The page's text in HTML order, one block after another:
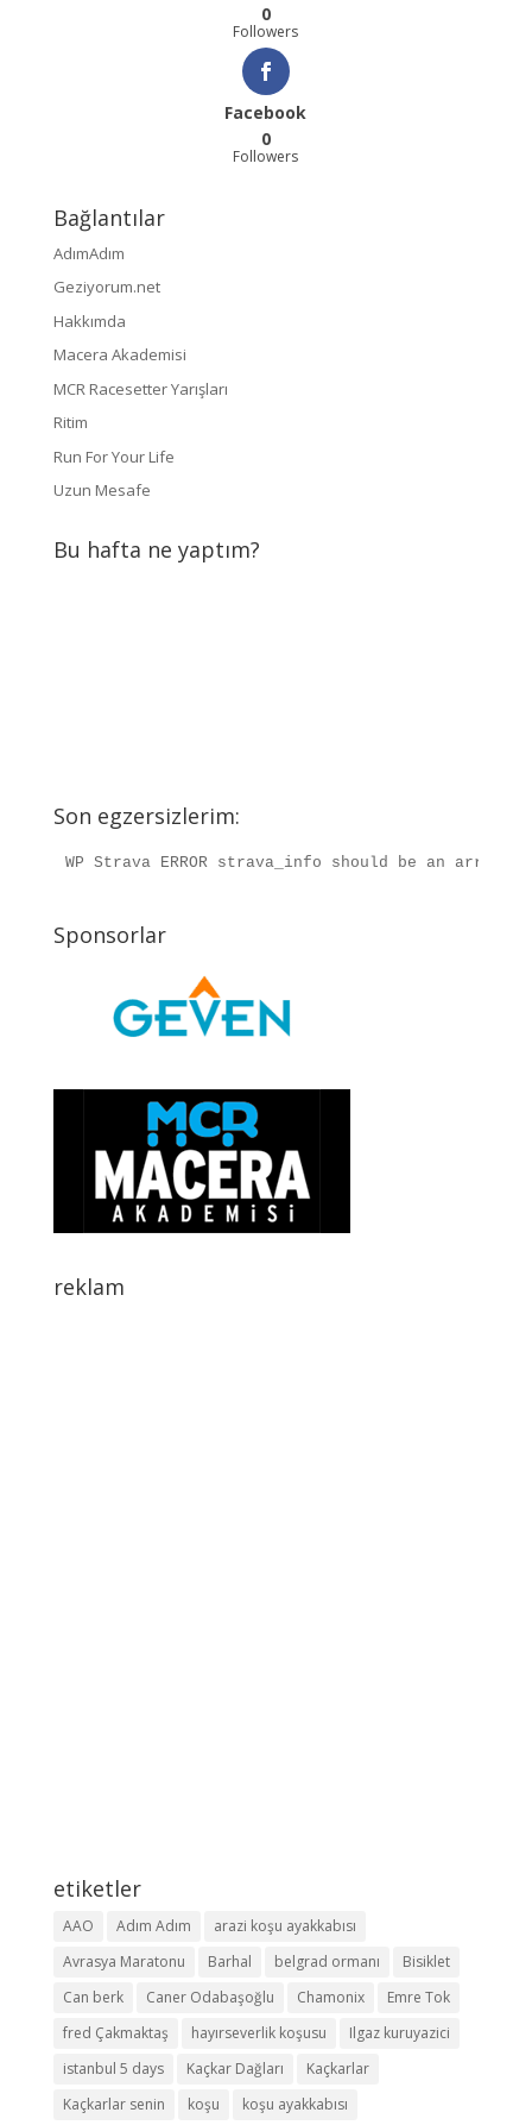
0
Followers
Facebook
0
Followers
Bağlantılar
AdımAdım
Geziyorum.net
Hakkımda
Macera Akademisi
MCR Racesetter Yarışları
Ritim
Run For Your Life
Uzun Mesafe
Bu hafta ne yaptım?
Son egzersizlerim:
WP Strava ERROR strava_info should be an
Sponsorlar
reklam
etiketler
AAO Adım Adım
arazi koşu ayakkabısı
Avrasya Maratonu
Barhal belgrad ormanı
Bisiklet
Can berk
Caner Odabaşoğlu Chamonix
Emre Tok
fred Çakmaktaş
hayırseverlik koşusu
Ilgaz kuruyazici
istanbul 5 days
Kaçkar Dağları
Kaçkarlar
Kaçkarlar senin
koşu koşu ayakkabısı